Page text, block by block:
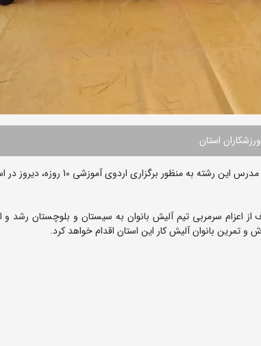
آنا براتی سرمربی تیم ملی کشتی آلیش
سرمربی تیم آلیش بانوان به سیستان و بلوچستان رشد و